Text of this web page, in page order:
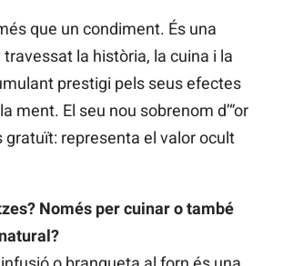
que un condiment. És una
la història, la cuina i la
prestigi pels seus efectes
ment. El seu nou sobrenom d’“or
gratuït: representa el valor ocult
Només per cuinar o també